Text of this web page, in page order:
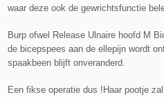
waar deze ook de gewrichtsfunctie
Burp ofwel Release Ulnaire hoofd M
de bicepspees aan de ellepijn wordt
spaakbeen blijft onveranderd.
Een fikse operatie dus !Haar pootje